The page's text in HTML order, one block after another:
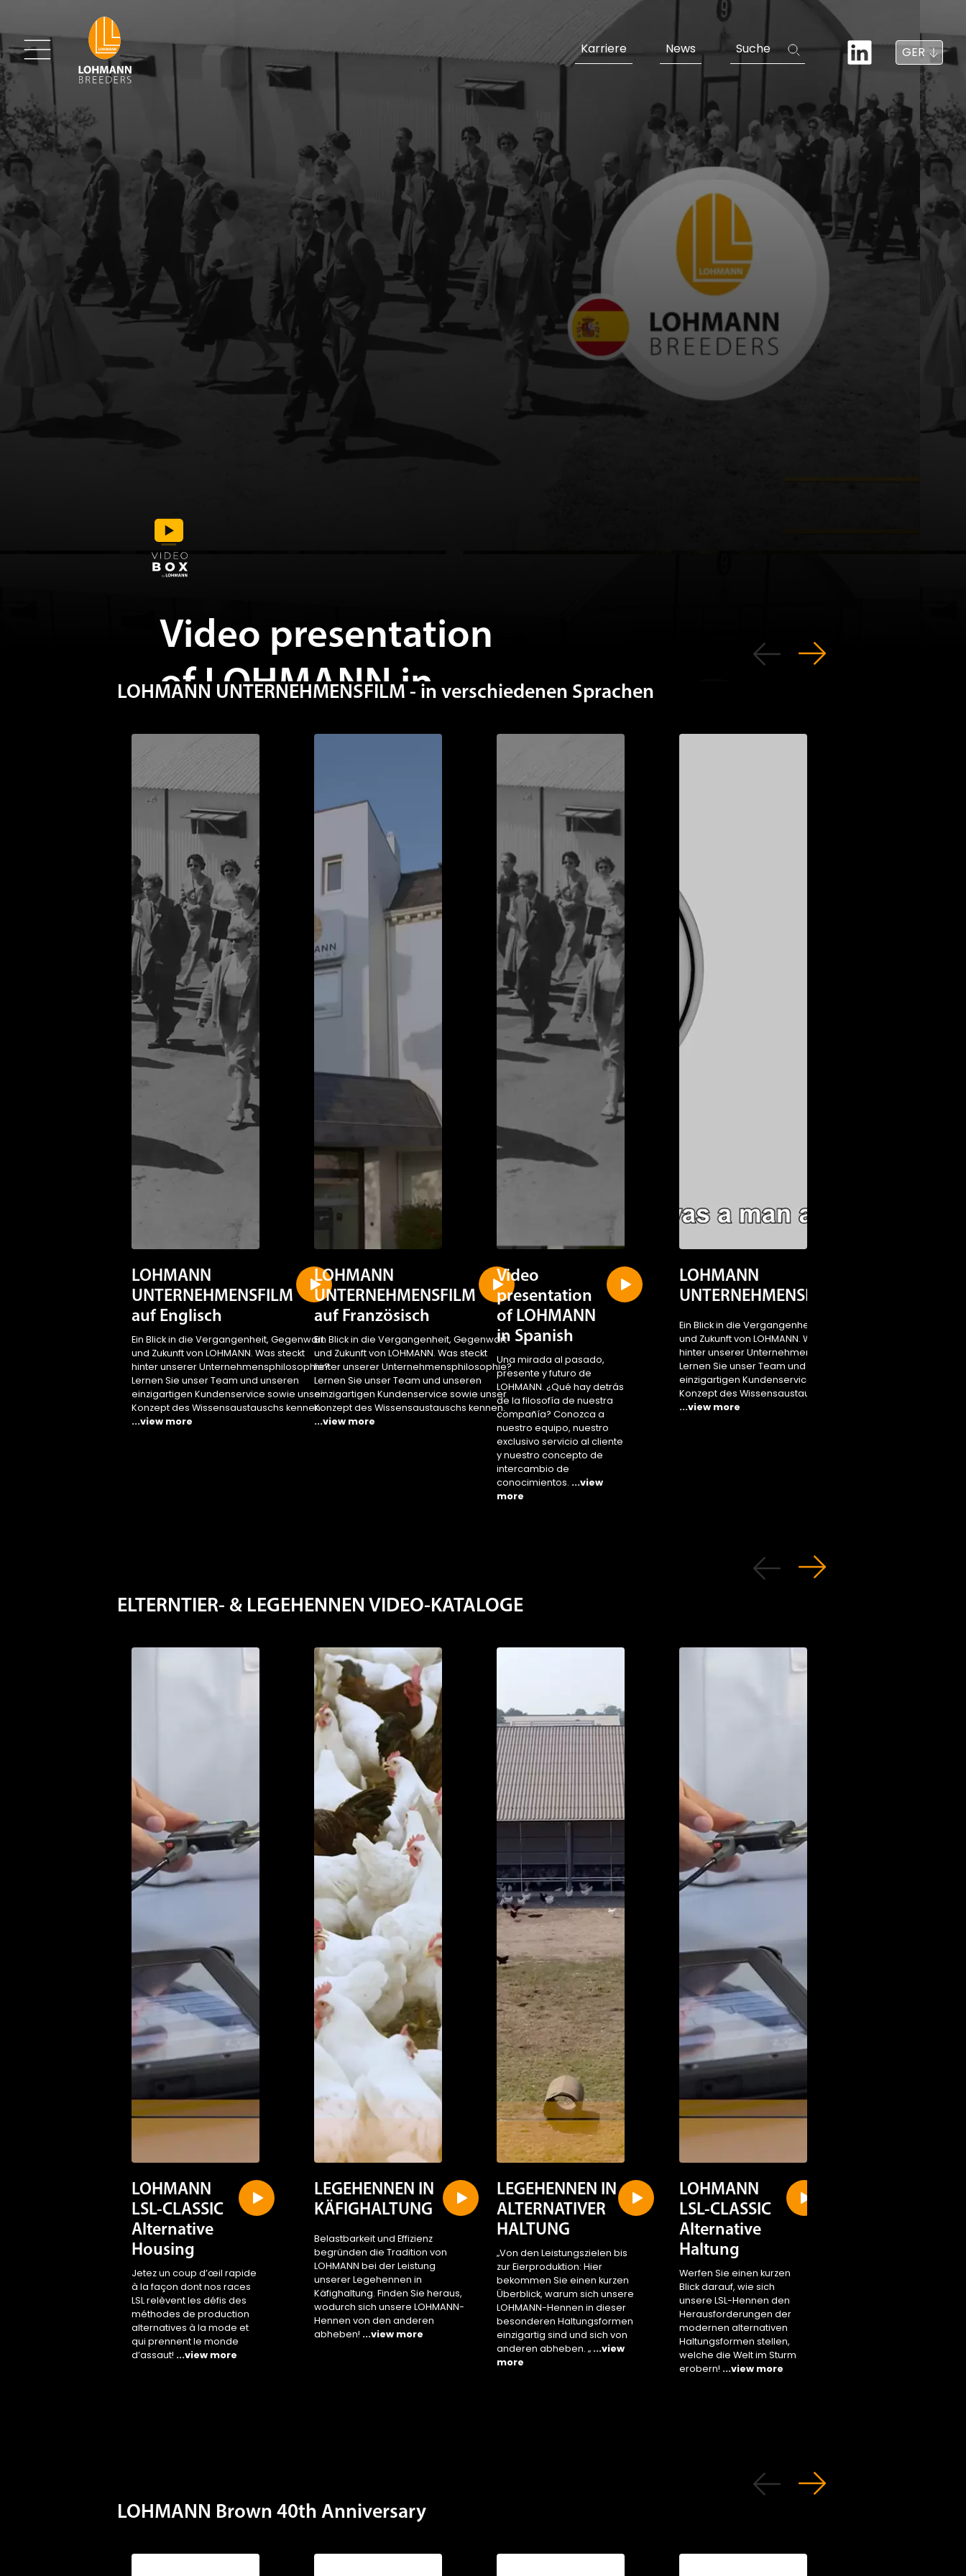
Karriere News Suche GER
Video presentation
of LOHMANN in
Spanish
Una mirada al pasado, presente y futuro de
LOHMANN. ¿Qué hay detrás de la filosofía de
nuestra compañía? Conozca a nuestro equipo,
nuestro exclusivo servicio al cliente y nuestro
concepto de intercambio de conocimientos.
LOHMANN UNTERNEHMENSFILM - in verschiedenen Sprachen
LOHMANN
UNTERNEHMENSFILM
auf Englisch
Ein Blick in die Vergangenheit, Gegenwart
und Zukunft von LOHMANN. Was steckt
hinter unserer Unternehmensphilosophie?
Lernen Sie unser Team und unseren
einzigartigen Kundenservice sowie unser
Konzept des Wissensaustauschs kennen.
...view more
LOHMANN
UNTERNEHMENSFILM
auf Französisch
Ein Blick in die Vergangenheit, Gegenwart
und Zukunft von LOHMANN. Was steckt
hinter unserer Unternehmensphilosophie?
Lernen Sie unser Team und unseren
einzigartigen Kundenservice sowie unser
Konzept des Wissensaustauschs kennen.
...view more
Video
presentation
of LOHMANN
in Spanish
Una mirada al pasado,
presente y futuro de
LOHMANN. ¿Qué hay detrás
de la filosofía de nuestra
compañía? Conozca a
nuestro equipo, nuestro
exclusivo servicio al cliente
y nuestro concepto de
intercambio de
conocimientos. ...view
more
LOHMANN
UNTERNEHMENSFILM
Ein Blick in die Vergangenheit, Gegenwart
und Zukunft von LOHMANN. Was steckt
hinter unserer Unternehmensphilosophie?
Lernen Sie unser Team und unseren
einzigartigen Kundenservice sowie unser
Konzept des Wissensaustauschs kennen.
...view more
ELTERNTIER- & LEGEHENNEN VIDEO-KATALOGE
LOHMANN
LSL-CLASSIC
Alternative
Housing
Jetez un coup d’œil rapide
à la façon dont nos races
LSL relèvent les défis des
méthodes de production
alternatives à la mode et
qui prennent le monde
d’assaut! ...view more
LEGEHENNEN IN
KÄFIGHALTUNG
Belastbarkeit und Effizienz
begründen die Tradition von
LOHMANN bei der Leistung
unserer Legehennen in
Käfighaltung. Finden Sie heraus,
wodurch sich unsere LOHMANN-
Hennen von den anderen
abheben! ...view more
LEGEHENNEN IN
ALTERNATIVER
HALTUNG
„Von den Leistungszielen bis
zur Eierproduktion: Hier
bekommen Sie einen kurzen
Überblick, warum sich unsere
LOHMANN-Hennen in dieser
besonderen Haltungsformen
einzigartig sind und sich von
anderen abheben. „ ...view
more
LOHMANN
LSL-CLASSIC
Alternative
Haltung
Werfen Sie einen kurzen
Blick darauf, wie sich
unsere LSL-Hennen den
Herausforderungen der
modernen alternativen
Haltungsformen stellen,
welche die Welt im Sturm
erobern! ...view more
LOHMANN Brown 40th Anniversary